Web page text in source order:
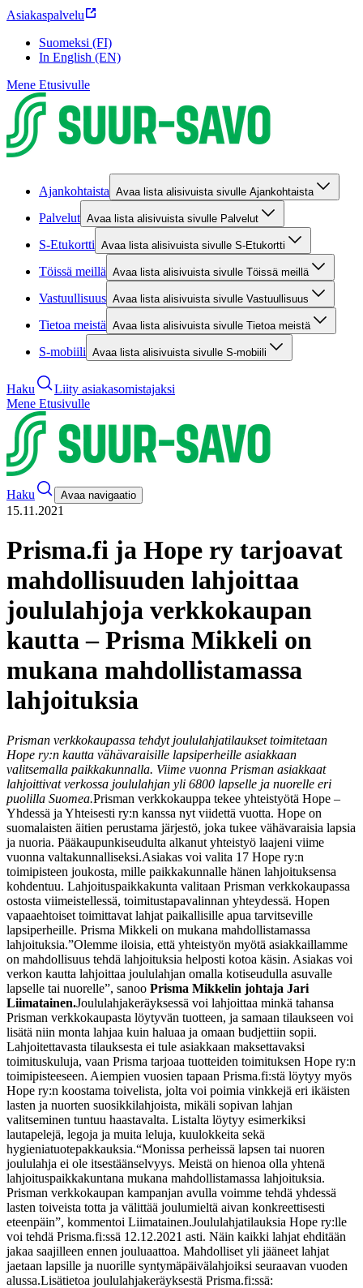
Asiakaspalvelu
Suomeksi (FI)
In English (EN)
Mene Etusivulle
Ajankohtaista Avaa lista alisivuista sivulle Ajankohtaista
Palvelut Avaa lista alisivuista sivulle Palvelut
S-Etukortti Avaa lista alisivuista sivulle S-Etukortti
Töissä meillä Avaa lista alisivuista sivulle Töissä meillä
Vastuullisuus Avaa lista alisivuista sivulle Vastuullisuus
Tietoa meistä Avaa lista alisivuista sivulle Tietoa meistä
S-mobiili Avaa lista alisivuista sivulle S-mobiili
Haku
Liity asiakasomistajaksi
Mene Etusivulle
Haku Avaa navigaatio
15.11.2021
Prisma.fi ja Hope ry tarjoavat
mahdollisuuden lahjoittaa
joululahjoja verkkokaupan
kautta – Prisma Mikkeli on
mukana mahdollistamassa
lahjoituksia
Prisman verkkokaupassa tehdyt joululahjatilaukset toimitetaan
Hope ry:n kautta vähävaraisille lapsiperheille asiakkaan
valitsemalla paikkakunnalla. Viime vuonna Prisman asiakkaat
lahjoittivat verkossa joululahjan yli 6800 lapselle ja nuorelle eri
puolilla Suomea.Prisman verkkokauppa tekee yhteistyötä Hope –
Yhdessä ja Yhteisesti ry:n kanssa nyt viidettä vuotta. Hope on
suomalaisten äitien perustama järjestö, joka tukee vähävaraisia lapsia
ja nuoria. Pääkaupunkiseudulta alkanut yhteistyö laajeni viime
vuonna valtakunnalliseksi.Asiakas voi valita 17 Hope ry:n
toimipisteen joukosta, mille paikkakunnalle hänen lahjoituksensa
kohdentuu. Lahjoituspaikkakunta valitaan Prisman verkkokaupassa
ostosta viimeistellessä, toimitustapavalinnan yhteydessä. Hopen
vapaaehtoiset toimittavat lahjat paikallisille apua tarvitseville
lapsiperheille. Prisma Mikkeli on mukana mahdollistamassa
lahjoituksia.”Olemme iloisia, että yhteistyön myötä asiakkaillamme
on mahdollisuus tehdä lahjoituksia helposti kotoa käsin. Asiakas voi
verkon kautta lahjoittaa joululahjan omalla kotiseudulla asuvalle
lapselle tai nuorelle”, sanoo Prisma Mikkelin johtaja Jari
Liimatainen.Joululahjakeräyksessä voi lahjoittaa minkä tahansa
Prisman verkkokaupasta löytyvän tuotteen, ja samaan tilaukseen voi
lisätä niin monta lahjaa kuin haluaa ja omaan budjettiin sopii.
Lahjoitettavasta tilauksesta ei tule asiakkaan maksettavaksi
toimituskuluja, vaan Prisma tarjoaa tuotteiden toimituksen Hope ry:n
toimipisteeseen. Aiempien vuosien tapaan Prisma.fi:stä löytyy myös
Hope ry:n koostama toivelista, jolta voi poimia vinkkejä eri ikäisten
lasten ja nuorten suosikkilahjoista, mikäli sopivan lahjan
valitseminen tuntuu haastavalta. Listalta löytyy esimerkiksi
lautapelejä, legoja ja muita leluja, kuulokkeita sekä
hygieniatuotepakkauksia.“Monissa perheissä lapsen tai nuoren
joululahja ei ole itsestäänselvyys. Meistä on hienoa olla yhtenä
lahjoituspaikkakuntana mukana mahdollistamassa lahjoituksia.
Prisman verkkokaupan kampanjan avulla voimme tehdä yhdessä
lasten toiveista totta ja välittää joulumieltä aivan konkreettisesti
eteenpäin”, kommentoi Liimatainen.Joululahjatilauksia Hope ry:lle
voi tehdä Prisma.fi:ssä 12.12.2021 asti. Näin kaikki lahjat ehditään
jakaa saajilleen ennen jouluaattoa. Mahdolliset yli jääneet lahjat
jaetaan lapsille ja nuorille syntymäpäivälahjoiksi seuraavan vuoden
alussa.Lisätietoa joululahjakeräyksestä Prisma.fi:ssä: